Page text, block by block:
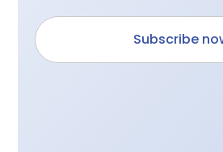
Subscribe